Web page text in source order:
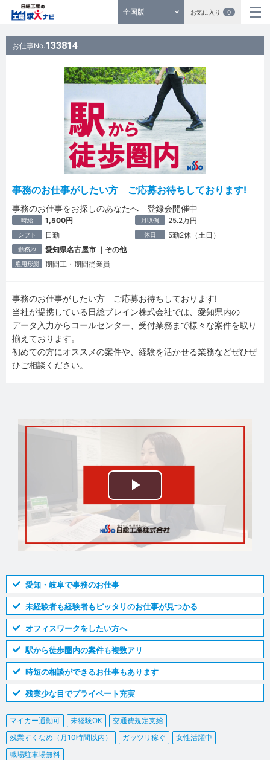
全国版 お気に入り 0
お仕事No.133814
事務のお仕事がしたい方 ご応募お待ちしております!
事務のお仕事をお探しのあなたへ 登録会開催中
時給 1,500円 月収例 25.2万円
シフト 日勤 休日 5勤2休（土日）
勤務地 愛知県名古屋市 ｜その他
雇用形態 期間工・期間従業員
事務のお仕事がしたい方 ご応募お待ちしております!
当社が提携している日総ブレイン株式会社では、愛知県内の
データ入力からコールセンター、受付業務まで様々な案件を取り
揃えております。
初めての方にオススメの案件や、経験を活かせる業務などぜひぜ
ひご相談ください。
愛知・岐阜で事務のお仕事
未経験者も経験者もピッタリのお仕事が見つかる
オフィスワークをしたい方へ
駅から徒歩圏内の案件も複数アリ
時短の相談ができるお仕事もあります
残業少な目でプライベート充実
マイカー通勤可 未経験OK
交通費規定支給
残業すくなめ（月10時間以内）
ガッツリ稼ぐ
女性活躍中
職場駐車場無料